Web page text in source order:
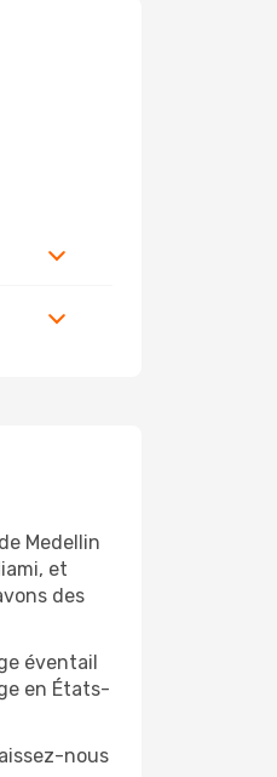
Medellin
et
des
éventail
en États-
nous